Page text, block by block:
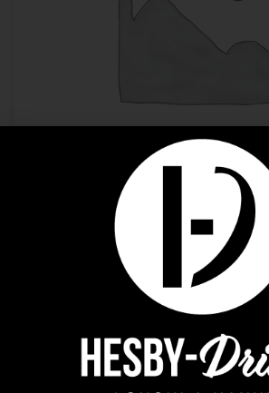
Premium Spirit
ABSINTHE LA FEE TASTING SET
17,29€